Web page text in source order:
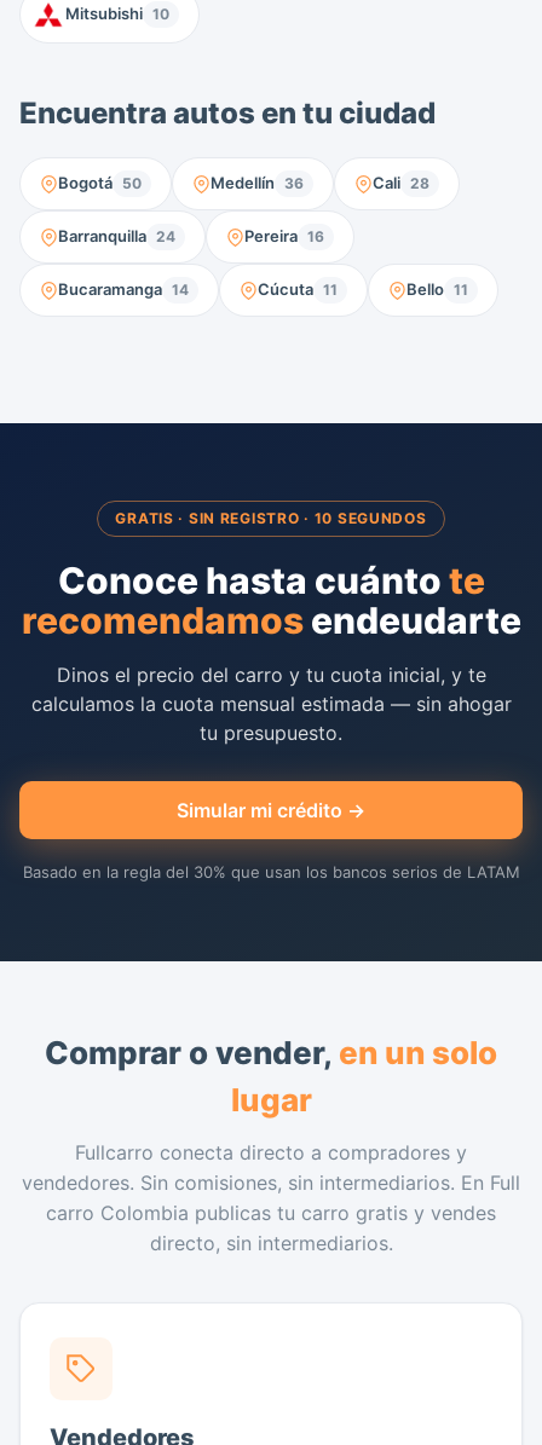
Mitsubishi 10
Encuentra autos en tu ciudad
Bogotá 50 Medellín 36 Cali 28
Barranquilla 24 Pereira 16
Bucaramanga 14 Cúcuta 11 Bello 11
GRATIS · SIN REGISTRO · 10 SEGUNDOS
Conoce hasta cuántote
recomendamosendeudarte
Dinos el precio del carro y tu cuota inicial, y te
calculamos la cuota mensual estimada — sin ahogar
tu presupuesto.
Simular mi crédito →
Basado en la regla del 30% que usan los bancos serios de LATAM
Comprar o vender, en un solo
lugar
Fullcarro conecta directo a compradores y
vendedores. Sin comisiones, sin intermediarios. En Full
carro Colombia publicas tu carro gratis y vendes
directo, sin intermediarios.
Vendedores